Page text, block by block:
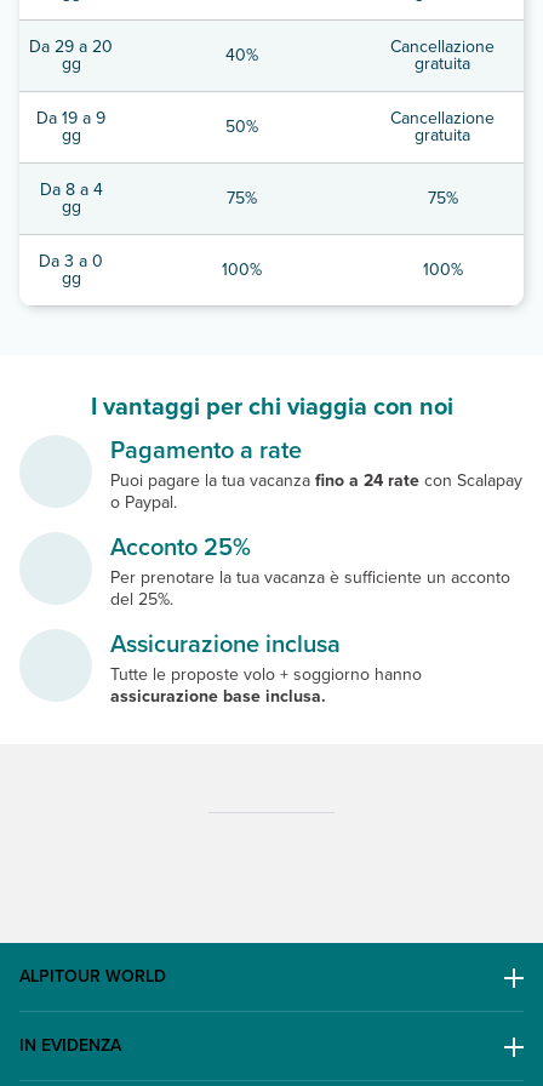
Da 29 a 20
gg 40% Cancellazione
gratuita
Da 19 a 9
gg 50% Cancellazione
gratuita
Da 8 a 4
gg 75% 75%
Da 3 a 0
gg 100% 100%
I vantaggi per chi viaggia con noi
Pagamento a rate
Puoi pagare la tua vacanzafino a 24 ratecon Scalapay
o Paypal.
Acconto 25%
Per prenotare la tua vacanza è sufficiente un acconto
del 25%.
Assicurazione inclusa
Tutte le proposte volo + soggiorno hanno
assicurazione base inclusa.
ALPITOUR WORLD
AWARD
IN EVIDENZA